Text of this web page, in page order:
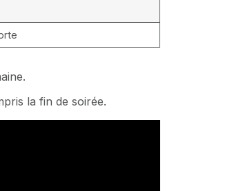
la fin de soirée.